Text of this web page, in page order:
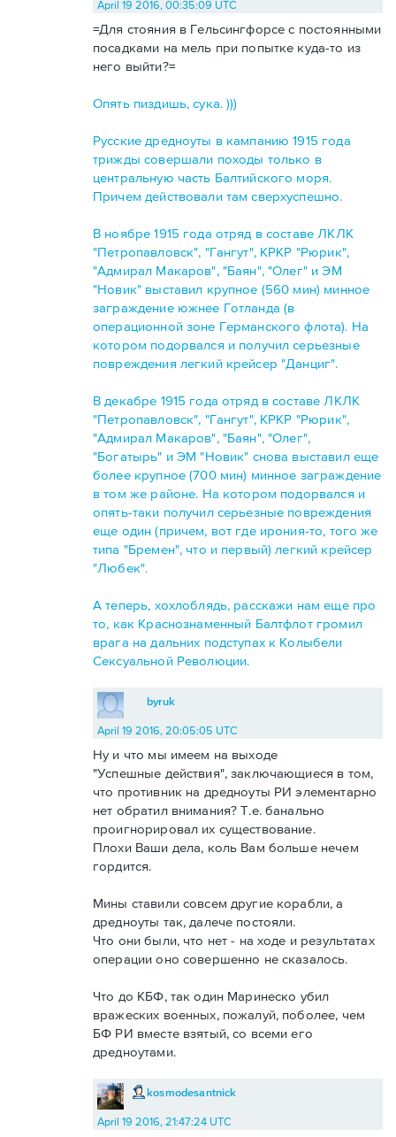
April 19 2016, 00:35:09 UTC
=Для стояния в Гельсингфорсе с постоянными
посадками на мель при попытке куда-то из
него выйти?=
Опять пиздишь, сука. )))
Русские дредноуты в кампанию 1915 года
трижды совершали походы только в
центральную часть Балтийского моря.
Причем действовали там сверхуспешно.
В ноябре 1915 года отряд в составе ЛКЛК
"Петропавловск", "Гангут", КРКР "Рюрик",
"Адмирал Макаров", "Баян", "Олег" и ЭМ
"Новик" выставил крупное (560 мин) минное
заграждение южнее Готланда (в
операционной зоне Германского флота). На
котором подорвался и получил серьезные
повреждения легкий крейсер "Данциг".
В декабре 1915 года отряд в составе ЛКЛК
"Петропавловск", "Гангут", КРКР "Рюрик",
"Адмирал Макаров", "Баян", "Олег",
"Богатырь" и ЭМ "Новик" снова выставил еще
более крупное (700 мин) минное заграждение
в том же районе. На котором подорвался и
опять-таки получил серьезные повреждения
еще один (причем, вот где ирония-то, того же
типа "Бремен", что и первый) легкий крейсер
"Любек".
А теперь, хохлоблядь, расскажи нам еще про
то, как Краснознаменный Балтфлот громил
врага на дальних подступах к Колыбели
Сексуальной Революции.
byruk
April 19 2016, 20:05:05 UTC
Ну и что мы имеем на выходе
"Успешные действия", заключающиеся в том,
что противник на дредноуты РИ элементарно
нет обратил внимания? Т.е. банально
проигнорировал их существование.
Плохи Ваши дела, коль Вам больше нечем
гордится.
Мины ставили совсем другие корабли, а
дредноуты так, далече постояли.
Что они были, что нет - на ходе и результатах
операции оно совершенно не сказалось.
Что до КБФ, так один Маринеско убил
вражеских военных, пожалуй, поболее, чем
БФ РИ вместе взятый, со всеми его
дредноутами.
kosmodesantnick
April 19 2016, 21:47:24 UTC